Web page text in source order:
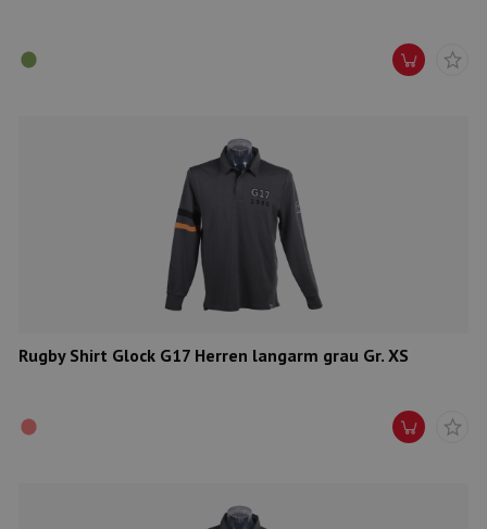
Rugby Shirt Glock G17 Herren langarm grau Gr. XS